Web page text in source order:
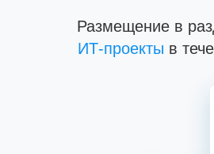
Размещение в
ИТ-проекты в
ИТ-
ИТ-проекты